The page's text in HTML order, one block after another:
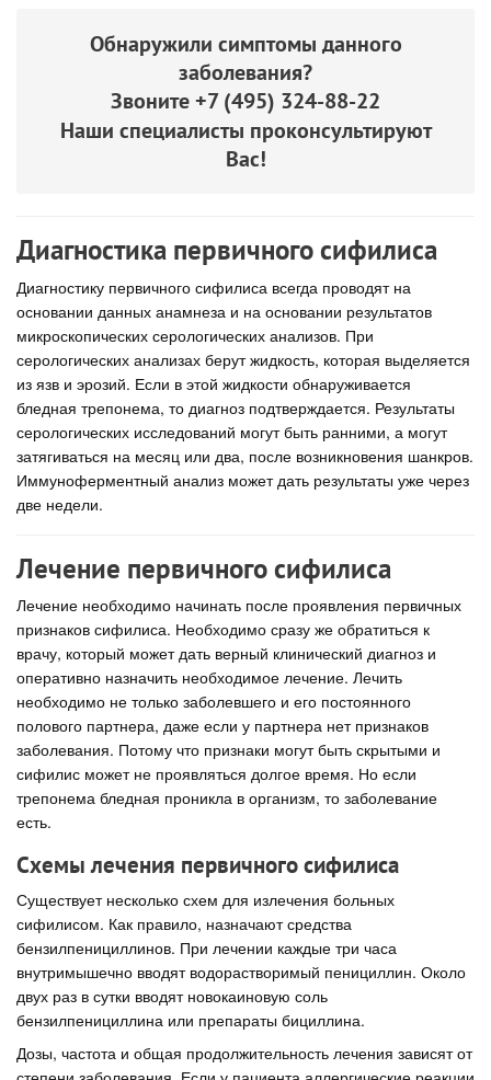
Обнаружили симптомы данного
заболевания?
Звоните+7 (495) 324-88-22
Наши специалисты проконсультируют
Вас!
Диагностика первичного сифилиса
Диагностику первичного сифилиса всегда проводят на
основании данных анамнеза и на основании результатов
микроскопических серологических анализов. При
серологических анализах берут жидкость, которая выделяется
из язв и эрозий. Если в этой жидкости обнаруживается
бледная трепонема, то диагноз подтверждается. Результаты
серологических исследований могут быть ранними, а могут
затягиваться на месяц или два, после возникновения шанкров.
Иммуноферментный анализ может дать результаты уже через
две недели.
Лечение первичного сифилиса
Лечение необходимо начинать после проявления первичных
признаков сифилиса. Необходимо сразу же обратиться к
врачу, который может дать верный клинический диагноз и
оперативно назначить необходимое лечение. Лечить
необходимо не только заболевшего и его постоянного
полового партнера, даже если у партнера нет признаков
заболевания. Потому что признаки могут быть скрытыми и
сифилис может не проявляться долгое время. Но если
трепонема бледная проникла в организм, то заболевание
есть.
Схемы лечения первичного сифилиса
Существует несколько схем для излечения больных
сифилисом. Как правило, назначают средства
бензилпенициллинов. При лечении каждые три часа
внутримышечно вводят водорастворимый пенициллин. Около
двух раз в сутки вводят новокаиновую соль
бензилпенициллина или препараты бициллина.
Дозы, частота и общая продолжительность лечения зависят от